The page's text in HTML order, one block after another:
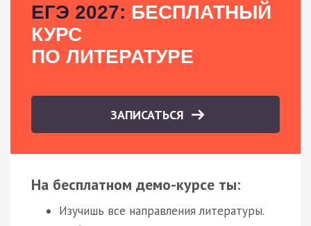
ЕГЭ 2027: БЕСПЛАТНЫЙ
КУРС
ПО ЛИТЕРАТУРЕ
ЗАПИСАТЬСЯ
На бесплатном демо-курсе ты:
Изучишь все направления литературы.